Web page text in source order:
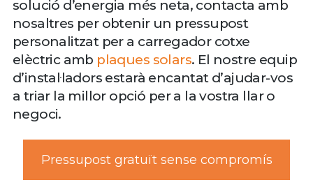
solució d’energia més neta, contacta amb
nosaltres per obtenir un pressupost
personalitzat per a carregador cotxe
elèctric amb plaques solars. El nostre equip
d’instal·ladors estarà encantat d’ajudar-vos
a triar la millor opció per a la vostra llar o
negoci.
Pressupost gratuït sense compromís